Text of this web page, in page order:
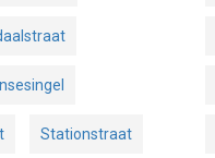
Stationstraat